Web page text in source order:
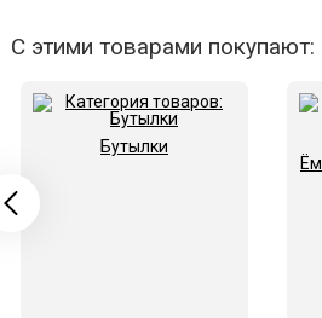
С этими товарами покупают:
Бутылки